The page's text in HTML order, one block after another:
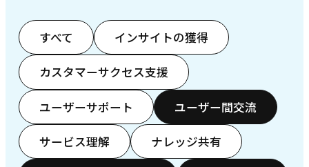
すべて インサイトの獲得
カスタマーサクセス支援
ユーザーサポート ユーザー間交流
サービス理解 ナレッジ共有